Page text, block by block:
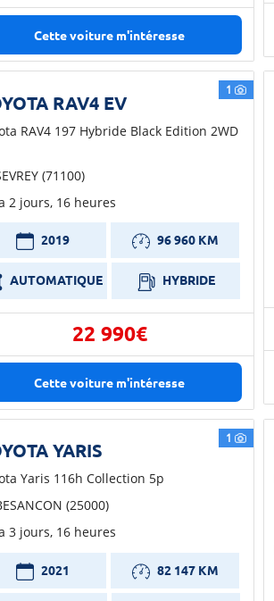
Cette voiture m'intéresse
1
RAV4 EV
RAV4 197 Hybride Black Edition 2WD
(71100)
2 jours, 16 heures
2019 96 960 KM
AUTOMATIQUE HYBRIDE
22 990€
Cette voiture m'intéresse
1
YARIS
Yaris 116h Collection 5p
(25000)
3 jours, 16 heures
2021 82 147 KM